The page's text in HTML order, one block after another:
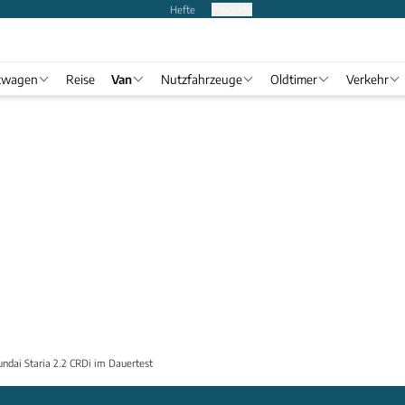
Hefte
Reise Van Nutzfahrzeuge Oldtimer Verkehr
Staria 2.2 CRDi im Dauertest